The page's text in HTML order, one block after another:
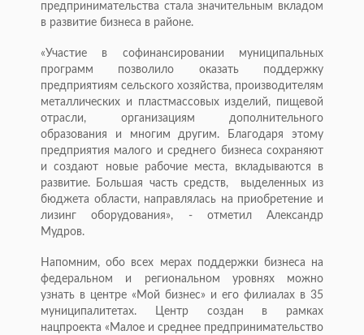
предпринимательства стала значительным вкладом
в развитие бизнеса в районе.
«Участие в софинансировании муниципальных
программ позволило оказать поддержку
предприятиям сельского хозяйства, производителям
металлических и пластмассовых изделий, пищевой
отрасли, организациям дополнительного
образования и многим другим. Благодаря этому
предприятия малого и среднего бизнеса сохраняют
и создают новые рабочие места, вкладываются в
развитие. Большая часть средств, выделенных из
бюджета области, направлялась на приобретение и
лизинг оборудования», - отметил Александр
Мудров.
Напомним, обо всех мерах поддержки бизнеса на
федеральном и региональном уровнях можно
узнать в центре «Мой бизнес» и его филиалах в 35
муниципалитетах. Центр создан в рамках
нацпроекта «Малое и среднее предпринимательство